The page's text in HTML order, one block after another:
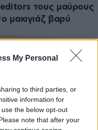
My Personal
to third parties, or
information for
the below opt-out
note that after your
τους μαύρους
μακιγιάζ βαρύ